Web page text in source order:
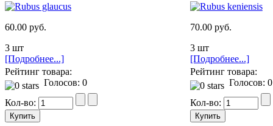
60.00 руб.
3 шт
[Подробнее...]
Рейтинг товара:
Голосов: 0
Кол-во:
70.00 руб.
3 шт
[Подробнее...]
Рейтинг товара:
Голосов: 0
Кол-во: